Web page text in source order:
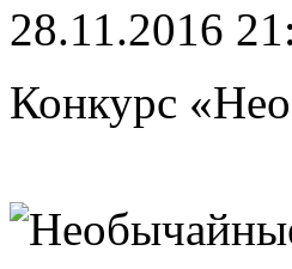
28.11.2016
Конкурс